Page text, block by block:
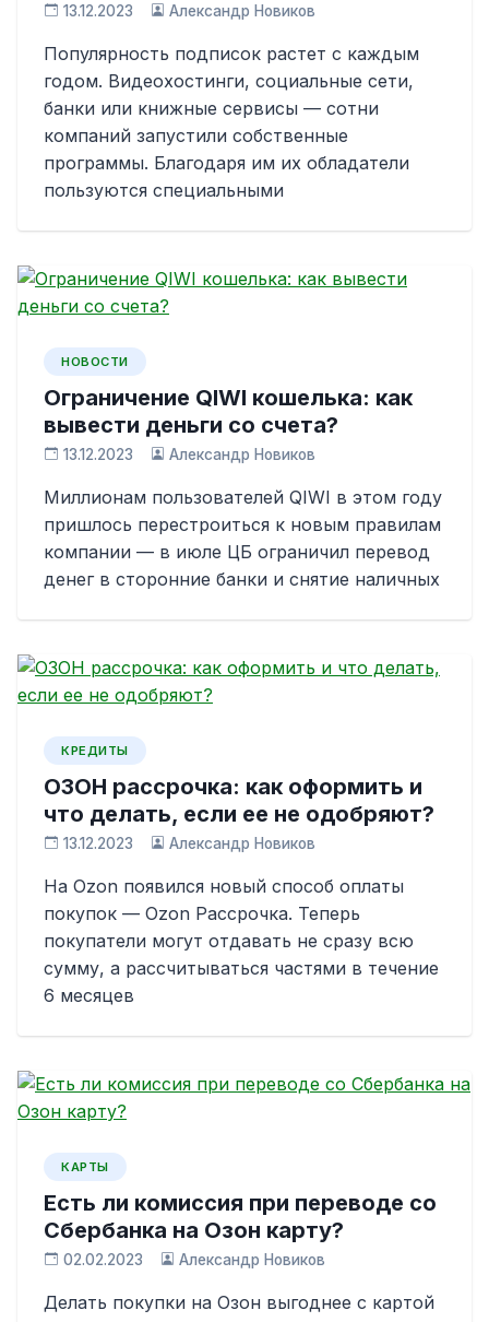
13.12.2023 Александр Новиков
Популярность подписок растет с каждым
годом. Видеохостинги, социальные сети,
банки или книжные сервисы — сотни
компаний запустили собственные
программы. Благодаря им их обладатели
пользуются специальными
НОВОСТИ
Ограничение QIWI кошелька: как
вывести деньги со счета?
13.12.2023 Александр Новиков
Миллионам пользователей QIWI в этом году
пришлось перестроиться к новым правилам
компании — в июле ЦБ ограничил перевод
денег в сторонние банки и снятие наличных
КРЕДИТЫ
ОЗОН рассрочка: как оформить и
что делать, если ее не одобряют?
13.12.2023 Александр Новиков
На Ozon появился новый способ оплаты
покупок — Ozon Рассрочка. Теперь
покупатели могут отдавать не сразу всю
сумму, а рассчитываться частями в течение
6 месяцев
КАРТЫ
Есть ли комиссия при переводе со
Сбербанка на Озон карту?
02.02.2023 Александр Новиков
Делать покупки на Озон выгоднее с картой